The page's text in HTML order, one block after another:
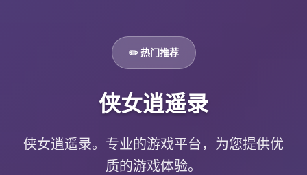
✏️ 热门推荐
侠女逍遥录
侠女逍遥录。专业的游戏平台，为您提供优
质的游戏体验。